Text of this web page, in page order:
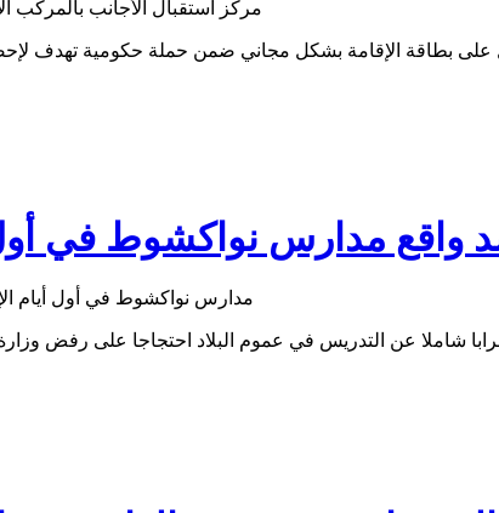
واقع مدارس نواكشوط في